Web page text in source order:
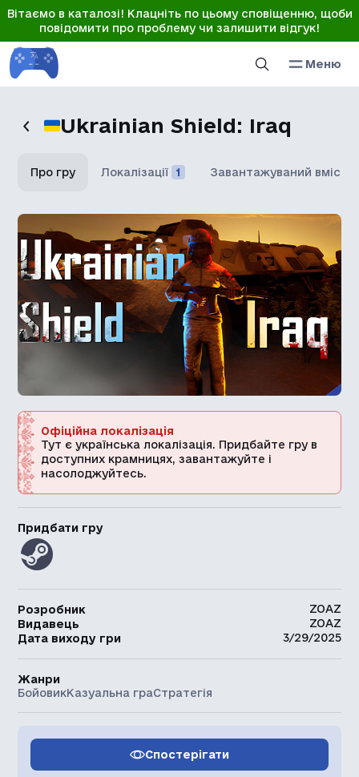
Вітаємо в каталозі! Клацніть по цьому сповіщенню, щоби
повідомити про проблему чи залишити відгук!
Меню
Ukrainian Shield: Iraq
Про гру Локалізації 1 Завантажуваний вміст
Офіційна локалізація
Тут є українська локалізація. Придбайте гру в
доступних крамницях, завантажуйте і
насолоджуйтесь.
Придбати гру
Розробник
ZOAZ
Видавець
ZOAZ
Дата виходу гри
3/29/2025
Жанри
БойовикКазуальна граСтратегія
Спостерігати